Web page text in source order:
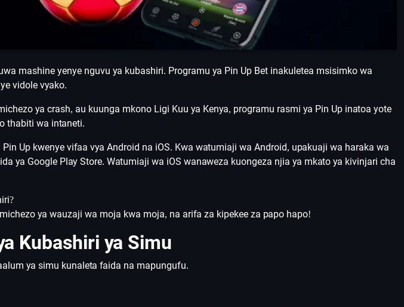
mashine yenye nguvu ya kubashiri. Programu ya Pin Up Bet inakuletea msisimko wa
vidole vyako.
ya crash, au kuunga mkono Ligi Kuu ya Kenya, programu rasmi ya Pin Up inatoa yote
thabiti wa intaneti.
Up kwenye vifaa vya Android na iOS. Kwa watumiaji wa Android, upakuaji wa haraka wa
ya Google Play Store. Watumiaji wa iOS wanaweza kuongeza njia ya mkato ya kivinjari cha
ya wauzaji wa moja kwa moja, na arifa za kipekee za papo hapo!
Kubashiri ya Simu
ya simu kunaleta faida na mapungufu.